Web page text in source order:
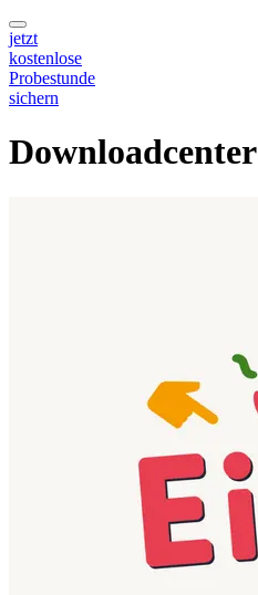
jetzt
kostenlose
Probestunde
sichern
Downloadcenter